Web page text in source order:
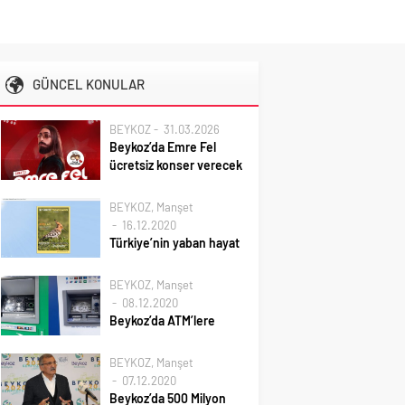
GÜNCEL KONULAR
BEYKOZ 31.03.2026
Beykoz’da Emre Fel
ücretsiz konser verecek
BEYKOZ, Manşet
16.12.2020
Türkiye’nin yaban hayat
Türkiye’de kendi alanında
ilk olma özelliği taşıyan
Türkiye Yaban Hayatı
başladı. Kuruculuğunu
yaban hayatı
araştırmacısı Ahmet
BEYKOZ, Manşet
08.12.2020
Beykoz’da ATM’lere
Kavacık’ta kimliği henüz
tespit edilemeyen bir
vatandaş, ATM’leri
BEYKOZ, Manşet
07.12.2020
Beykoz’da 500 Milyon